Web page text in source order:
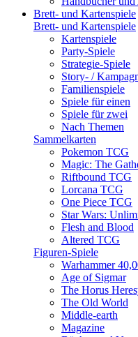
Brett- und Kartenspiele
Brett- und Kartenspiele
Kartenspiele
Party-Spiele
Strategie-Spiele
Story- /
Familienspiele
Spiele für einen
Spiele für zwei
Nach Themen
Sammelkarten
Pokemon TCG
Magic: The
Riftbound TCG
Lorcana TCG
One Piece TCG
Star Wars:
Flesh and Blood
Altered TCG
Figuren-Spiele
Warhammer
Age of Sigmar
The Horus
The Old World
Middle-earth
Magazine